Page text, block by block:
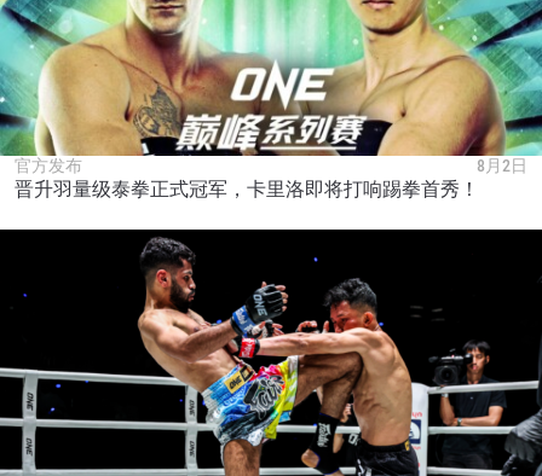
官方发布 8月2日
晋升羽量级泰拳正式冠军，卡里洛即将打响踢拳首秀！